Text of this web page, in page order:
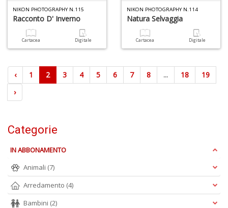
NIKON PHOTOGRAPHY N.115
Racconto D' Inverno
Cartacea Digitale
NIKON PHOTOGRAPHY N.114
Natura Selvaggia
Cartacea Digitale
‹ 1 2 3 4 5 6 7 8 ... 18
19
›
Categorie
IN ABBONAMENTO
Animali (7)
Arredamento (4)
Bambini (2)